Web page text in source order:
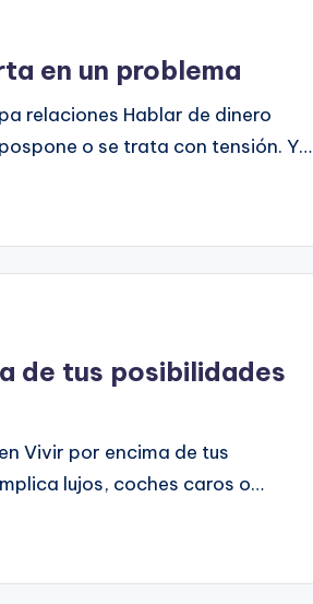
en un problema
relaciones Hablar de dinero
o se trata con tensión. Y…
de tus posibilidades
Vivir por encima de tus
lujos, coches caros o…